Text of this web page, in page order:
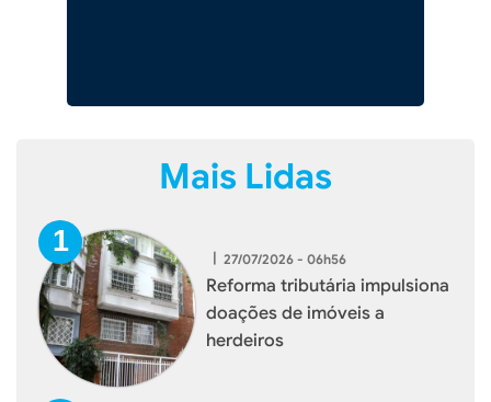
Mais Lidas
| 27/07/2026 - 06h56
Reforma tributária impulsiona
doações de imóveis a
herdeiros